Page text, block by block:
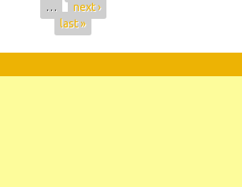
…
next ›
last »